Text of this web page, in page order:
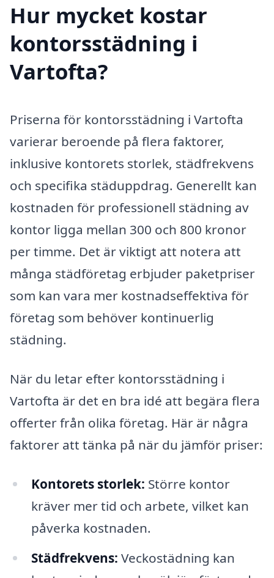
Hur mycket kostar
kontorsstädning i
Vartofta?
Priserna för kontorsstädning i Vartofta
varierar beroende på flera faktorer,
inklusive kontorets storlek, städfrekvens
och specifika städuppdrag. Generellt kan
kostnaden för professionell städning av
kontor ligga mellan 300 och 800 kronor
per timme. Det är viktigt att notera att
många städföretag erbjuder paketpriser
som kan vara mer kostnadseffektiva för
företag som behöver kontinuerlig
städning.
När du letar efter kontorsstädning i
Vartofta är det en bra idé att begära flera
offerter från olika företag. Här är några
faktorer att tänka på när du jämför priser:
Kontorets storlek: Större kontor
kräver mer tid och arbete, vilket kan
påverka kostnaden.
Städfrekvens: Veckostädning kan